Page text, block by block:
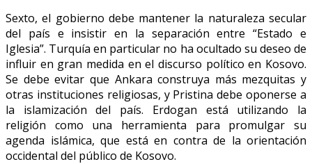
Sexto, el gobierno debe mantener la naturaleza secular
del país e insistir en la separación entre “Estado e
Iglesia”. Turquía en particular no ha ocultado su deseo de
influir en gran medida en el discurso político en Kosovo.
Se debe evitar que Ankara construya más mezquitas y
otras instituciones religiosas, y Pristina debe oponerse a
la islamización del país. Erdogan está utilizando la
religión como una herramienta para promulgar su
agenda islámica, que está en contra de la orientación
occidental del público de Kosovo.